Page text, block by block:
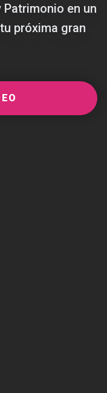
Patrimonio en un
próxima gran